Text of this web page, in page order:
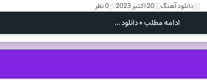
دانلود آهنگ 20 اکتبر 2023 0 نظر
ادامه مطلب + دانلود ...